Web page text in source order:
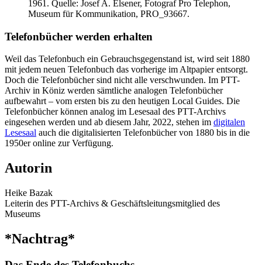
1961. Quelle: Josef A. Elsener, Fotograf Pro Telephon,
Museum für Kommunikation, PRO_93667.
Telefonbücher werden erhalten
Weil das Telefonbuch ein Gebrauchsgegenstand ist, wird seit 1880
mit jedem neuen Telefonbuch das vorherige im Altpapier entsorgt.
Doch die Telefonbücher sind nicht alle verschwunden. Im PTT-
Archiv in Köniz werden sämtliche analogen Telefonbücher
aufbewahrt – vom ersten bis zu den heutigen Local Guides. Die
Telefonbücher können analog im Lesesaal des PTT-Archivs
eingesehen werden und ab diesem Jahr, 2022, stehen im digitalen
Lesesaal auch die digitalisierten Telefonbücher von 1880 bis in die
1950er online zur Verfügung.
Autorin
Heike Bazak
Leiterin des PTT-Archivs & Geschäftsleitungsmitglied des
Museums
*Nachtrag*